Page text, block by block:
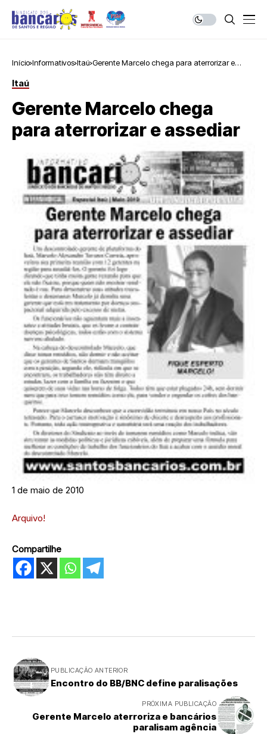
Início Informativos Itaú Gerente Marcelo chega para aterrorizar e
Itaú
Gerente Marcelo chega
para aterrorizar e assediar
1 de maio de 2010
Arquivo!
Compartilhe
PUBLICAÇÃO ANTERIOR
Encontro do BB/BNC define paralisações
PRÓXIMA PUBLICAÇÃO
Gerente Marcelo aterroriza e bancários
paralisam agência